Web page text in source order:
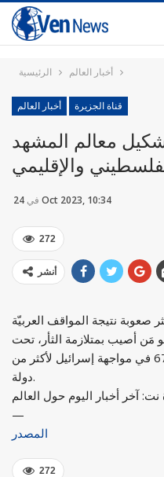
الرئيسية أخبار العالم
أخبار العالم قناة الجزيرة
معالم المشهد
والإقليمي
في 24 Oct 2023, 10:34
272
أنشر
صعوبة نتيجة المواقف العربيّة
مَن أصيب بمتلازمة الثأر، تحت
عنوان استدعاء مشهد 7 حزيران 67 في مواجهة إسرائيل لأكثر من
دولة.
نت: آخر أخبار اليوم حول العالم
—
المصدر
272